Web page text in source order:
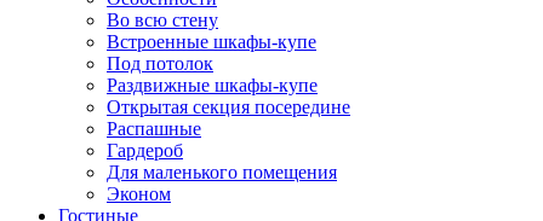
Во всю стену
Встроенные шкафы-купе
Под потолок
Раздвижные шкафы-купе
Открытая секция посередине
Распашные
Гардероб
Для маленького помещения
Эконом
Гостиные